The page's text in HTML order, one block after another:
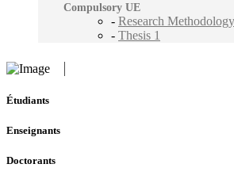
Compulsory UE
- Research
- Thesis 1
Étudiants
Enseignants
Doctorants